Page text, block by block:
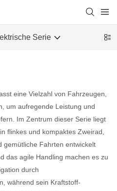
Serie
eine Vielzahl von Fahrzeugen,
um aufregende Leistung und
Im Zentrum dieser Serie liegt
flinkes und kompaktes Zweirad,
gemütliche Fahrten entwickelt
das agile Handling machen es zu
durch
während sein Kraftstoff-